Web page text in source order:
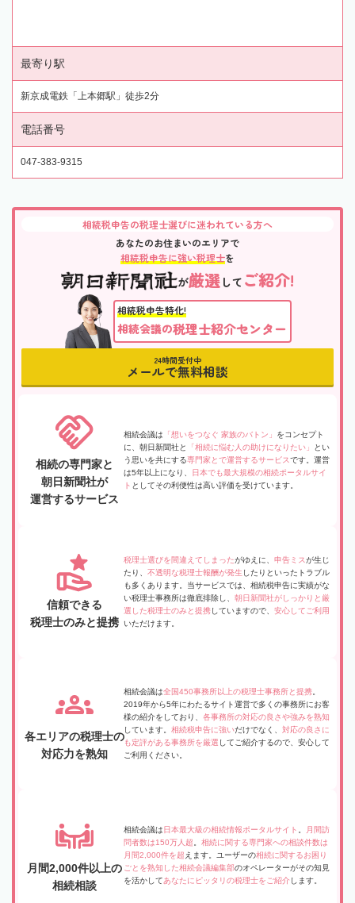
最寄り駅
新京成電鉄「上本郷駅」徒歩2分
電話番号
047-383-9315
相続税申告の税理士選びに迷われている方へ
あなたのお住まいのエリアで
相続税申告に強い税理士を
が厳選して ご紹介!
相続税申告特化!
相続会議の税理士紹介センター
24時間受付中
メールで無料相談
相続の専門家と
朝日新聞社が
運営するサービス
相続会議は 「想いをつなぐ 家族のバトン」 をコンセプト
に、朝日新聞社と
「相続に悩む人の助けになりたい」
とい
う思いを共にする専門家とで運営するサービスです。運営
は5年以上になり、
日本でも最大規模の相続ポータルサイ
ト としてその利便性は高い評価を受けています。
信頼できる
税理士のみと提携
税理士選びを間違えてしまったがゆえに、 申告ミスが生じ
たり、 不透明な税理士報酬が発生 したりといったトラブル
も多くあります。当サービスでは、相続税申告に実績がな
い税理士事務所は徹底排除し、 朝日新聞社がしっかりと厳
選した税理士のみと提携していますので、 安心してご利用
いただけます。
各エリアの税理士の
対応力を熟知
相続会議は全国450事務所以上の税理士事務所と提携
2019年から5年にわたるサイト運営で多くの事務所にお客
様の紹介をしており、 各事務所の対応の良さや強みを熟知
しています。 相続税申告に強いだけでなく、 対応の良さに
も定評がある事務所を厳選 してご紹介するので、安心して
ご利用ください。
月間2,000件以上の
相続相談
相続会議は 日本最大級の相続情報ポータルサイト
月間訪
問者数は150万人超
相続に関する専門家への相談件数は
月間2,000件を超 えます。ユーザーの相続に関するお困り
ごとを熟知した相続会議編集部のオペレーターがその知見
を活かしてあなたにピッタリの税理士をご紹介 します。